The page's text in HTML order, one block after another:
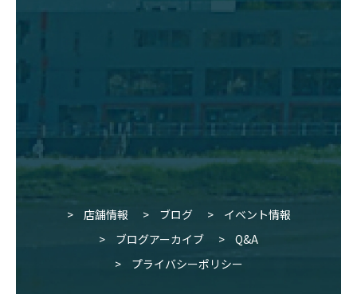
店舗情報 ブログ
イベント情報
ブログアーカイブ
Q&A
プライバシーポリシー